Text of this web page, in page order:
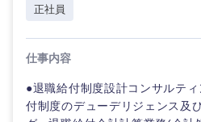
正社員
仕事内容
●退職給付制度設計コンサルテ
付制度のデューデリジェンス及